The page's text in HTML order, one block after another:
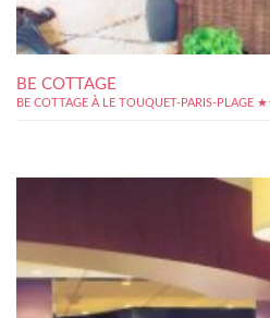
BE COTTAGE
BE COTTAGE À LE TOUQUET-PARIS-PLAGE